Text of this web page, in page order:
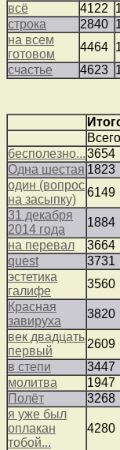
всё
4122
строка
2840
на всем
готовом
4464
счастье
4623
Всего
бесполезно...3654
Одна шестая 1823
один (вопрос
на засыпку)
6149
31 декабря
2014 года
1884
на перевал
3664
quest
3731
эстетика
галифе
3560
Красная
завируха
3820
век двадцать
первый
2609
в степи
3447
молитва
1947
Полёт
3268
я уже был
оплакан
тобой...
4280